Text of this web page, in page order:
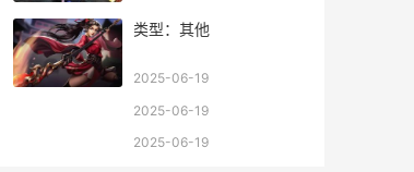
市场的热销。
哦！
类型：其他
2025-06-19
2025-06-19
2025-06-19